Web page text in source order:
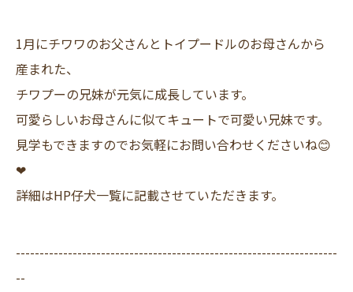
1月にチワワのお父さんとトイプードルのお母さんから
産まれた、
チワプーの兄妹が元気に成長しています。
可愛らしいお母さんに似てキュートで可愛い兄妹です。
見学もできますのでお気軽にお問い合わせくださいね😊
❤
詳細はHP仔犬一覧に記載させていただきます。
--------------------------------------------------------------------
--